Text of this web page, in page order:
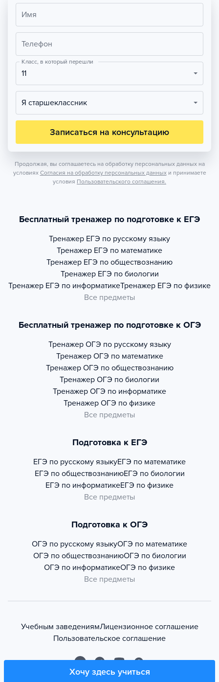
Хочу здесь учиться
Имя
Телефон
Класс, в который перешли
11
Я старшеклассник
Записаться на консультацию
Продолжая, вы соглашаетесь на обработку персональных данных на
условиях Согласия на обработку персональных данных и принимаете
условия Пользовательского соглашения.
Бесплатный тренажер по подготовке к ЕГЭ
Тренажер ЕГЭ по русскому языку
Тренажер ЕГЭ по математике
Тренажер ЕГЭ по обществознанию
Тренажер ЕГЭ по биологии
Тренажер ЕГЭ по информатикеТренажер ЕГЭ по физике
Все предметы
Бесплатный тренажер по подготовке к ОГЭ
Тренажер ОГЭ по русскому языку
Тренажер ОГЭ по математике
Тренажер ОГЭ по обществознанию
Тренажер ОГЭ по биологии
Тренажер ОГЭ по информатике
Тренажер ОГЭ по физике
Все предметы
Подготовка к ЕГЭ
ЕГЭ по русскому языкуЕГЭ по математике
ЕГЭ по обществознаниюЕГЭ по биологии
ЕГЭ по информатикеЕГЭ по физике
Все предметы
Подготовка к ОГЭ
ОГЭ по русскому языкуОГЭ по математике
ОГЭ по обществознаниюОГЭ по биологии
ОГЭ по информатикеОГЭ по физике
Все предметы
Учебным заведениямЛицензионное соглашение
Пользовательское соглашение